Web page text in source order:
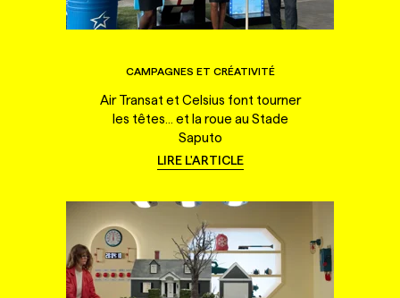
CAMPAGNES ET CRÉATIVITÉ
Air Transat et Celsius font tourner
les têtes... et la roue au Stade
Saputo
LIRE L'ARTICLE